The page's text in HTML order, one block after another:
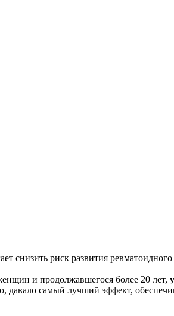
снизить риск развития
и продолжавшегося более 20 лет,
давало самый лучший эффект,